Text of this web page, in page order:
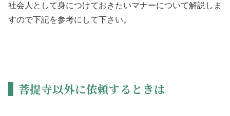
社会人として身につけておきたいマナーについて解説しま
すので下記を参考にして下さい。
菩提寺以外に依頼するときは